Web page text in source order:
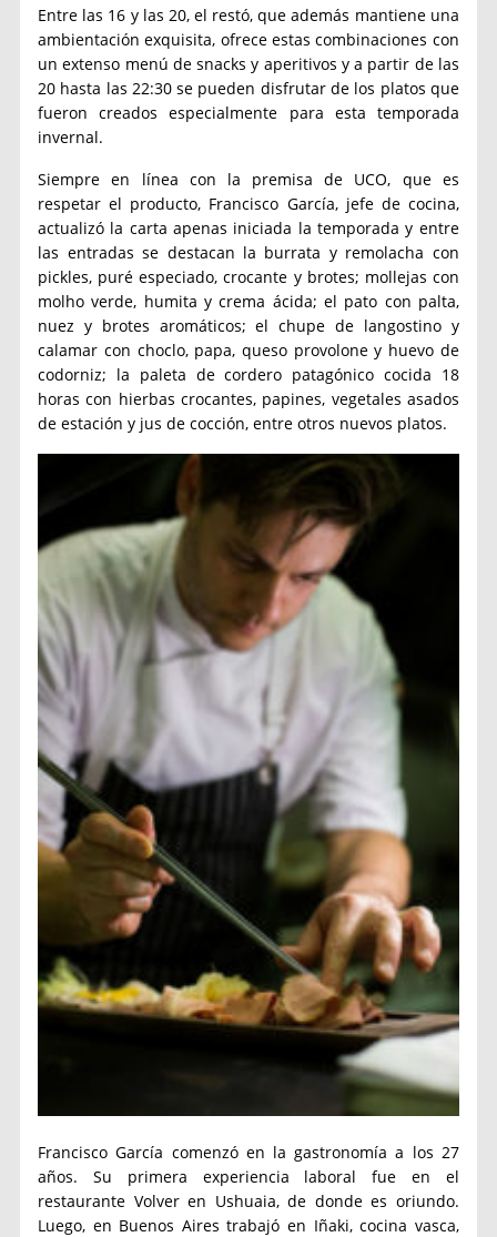
Entre las 16 y las 20, el restó, que además mantiene una
ambientación exquisita, ofrece estas combinaciones con
un extenso menú de snacks y aperitivos y a partir de las
20 hasta las 22:30 se pueden disfrutar de los platos que
fueron creados especialmente para esta temporada
invernal.
Siempre en línea con la premisa de UCO, que es
respetar el producto, Francisco García, jefe de cocina,
actualizó la carta apenas iniciada la temporada y entre
las entradas se destacan la burrata y remolacha con
pickles, puré especiado, crocante y brotes; mollejas con
molho verde, humita y crema ácida; el pato con palta,
nuez y brotes aromáticos; el chupe de langostino y
calamar con choclo, papa, queso provolone y huevo de
codorniz; la paleta de cordero patagónico cocida 18
horas con hierbas crocantes, papines, vegetales asados
de estación y jus de cocción, entre otros nuevos platos.
Francisco García comenzó en la gastronomía a los 27
años. Su primera experiencia laboral fue en el
restaurante Volver en Ushuaia, de donde es oriundo.
Luego, en Buenos Aires trabajó en Iñaki, cocina vasca,